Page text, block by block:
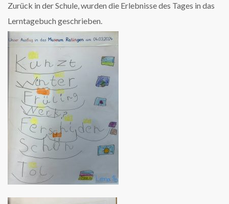
Zurück in der Schule, wurden die Erlebnisse des Tages in das
Lerntagebuch geschrieben.